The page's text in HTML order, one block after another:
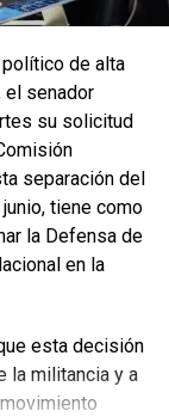
político de alta
el senador
su solicitud
separación del
tiene como
la Defensa de
en la
esta decisión
la militancia y a